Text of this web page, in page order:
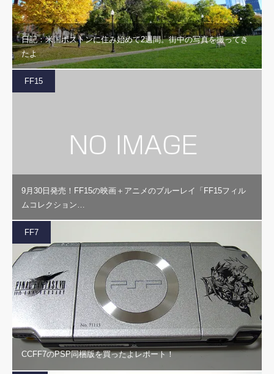
日記：米国ボストンに住み始めて2週間。街中の写真を撮ってき
たよ
FF15
9月30日発売！FF15の映画＋アニメのブルーレイ「FF15フィル
ムコレクション…
FF7
CCFF7のPSP同梱版を買ったよレポート！